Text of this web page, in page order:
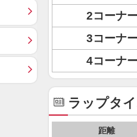
2コーナー
3コーナー
4コーナー
ラップタ
距離